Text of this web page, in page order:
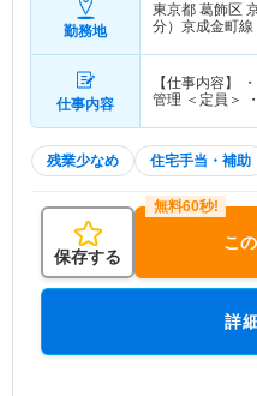
勤務地
東京都 葛飾区
分）京成金町
仕事内容
【仕事内容】
管理 ＜定員＞
残業少なめ 住宅手当・補助
保存する
こ
詳